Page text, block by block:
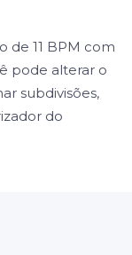
de 11 BPM com
pode alterar o
subdivisões,
do